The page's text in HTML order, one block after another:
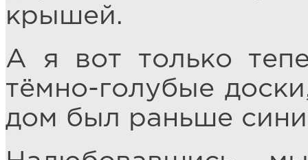
крышей.
А я вот только
тёмно-голубые
дом был раньше